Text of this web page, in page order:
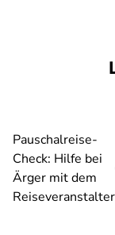
Pauschalreise-
Check: Hilfe bei
Ärger mit dem
Reiseveranstalter